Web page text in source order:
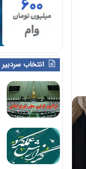
انتخاب سردبیر